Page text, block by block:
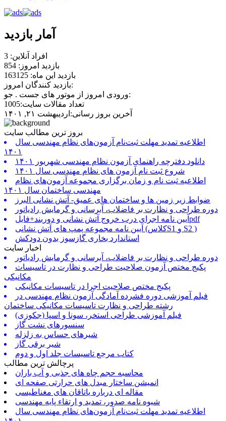
آمار بازدید
افراد آنلاین: 3
بازدید امروز: 854
بازدید این ماه: 163125
بازدید کنندگان امروز:
ورودی امروز از موتور های جست . جو:
تعداد مقالات سایت:1005
آخرین بروز رسانی:اردیبهشت ۲۱, ۱۴۰۱
بروز ترین مطالب سایت
اطلاعیه تمدید مهلت ثبت‌نام آزمون‌های نظام مهندسی سال
۱۴۰۱
دانلود دفترچه راهنمای آزمون نظام مهندسی شهریور ۱۴۰۱
شروع ثبت نام آزمون های نظام مهندسی سال ۱۴۰۱
اطلاعیه ثبت نام و زمان برگزاری مجموعه آزمون‌های نظام
مهندسی ساختمان سال ۱۴۰۱
ضوابط زیر زمین ها و ساختمان های عمیق- آتش نشانی البرز
دوره طراحی و نظارت بر فاضلاب، آبرسانی و گرمایش رادیاتور
آیین نامه اجرای درب خروج آتش نشانی و دوربند+فایلpdf
آیین نامه مجموعه پمپ های آتش نشانی (کلاسS1 و S2 )
استاندارد بخاری گازسوز بدون دودکش
اخبار سایت
دوره طراحی و نظارت بر فاضلاب، آبرسانی و گرمایش رادیاتور
پکیج مختص آزمون صلاحیت طراحی و نظارت در تاسیسات
مکانیکی
پکیج مختص صلاحیت اجرا در تاسیسات مکانیکی
فیلم آموزشی دوره فشرده آمادگی آزمون نظام مهندسی در
رشته طراحی و نظارت تاسیسات مکانیکی ساختمان
فیلم آموزشی طراحی استخر، سونا و اسپا (جکوزی)
سنسورهای نشت گاز
شیرهای حساس به زلزله
شیر برقی گاز
کتاب مرجع تاسیسات جلد اول و دوم
پرچالش ترین مطالب
محاسبه حجم چاه های جذبی و آب باران
انمیشن ساختار مبدل های حرارتی صفحه ای
مقاله ای درباره یاتاقان های مغناطیسی
شیوه نامه صدور، تمدید و ارتقاء پایه مهندسی
اطلاعیه تمدید مهلت ثبت‌نام آزمون‌های نظام مهندسی سال